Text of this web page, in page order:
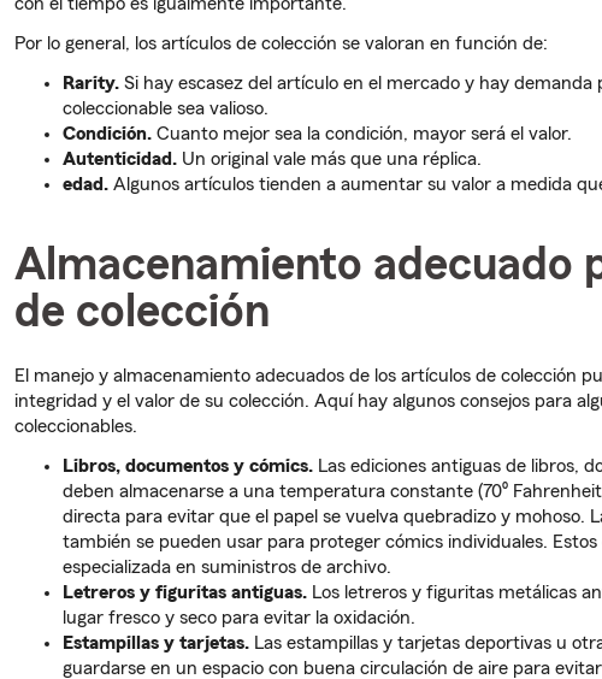
Por lo general, los artículos de colección se valoran en función de:
Rarity. Si hay escasez del artículo en el mercado y hay demanda
coleccionable sea valioso.
Condición. Cuanto mejor sea la condición, mayor será el valor.
Autenticidad. Un original vale más que una réplica.
edad. Algunos artículos tienden a aumentar su valor a medida
Almacenamiento adecuado
de colección
El manejo y almacenamiento adecuados de los artículos de colección
integridad y el valor de su colección. Aquí hay algunos consejos para
coleccionables.
Libros, documentos y cómics. Las ediciones antiguas de libros,
deben almacenarse a una temperatura constante (70⁰
directa para evitar que el papel se vuelva quebradizo y mohoso.
también se pueden usar para proteger cómics individuales.
especializada en suministros de archivo.
Letreros y figuritas antiguas. Los letreros y figuritas metálicas
lugar fresco y seco para evitar la oxidación.
Estampillas y tarjetas. Las estampillas y tarjetas deportivas u
guardarse en un espacio con buena circulación de aire para